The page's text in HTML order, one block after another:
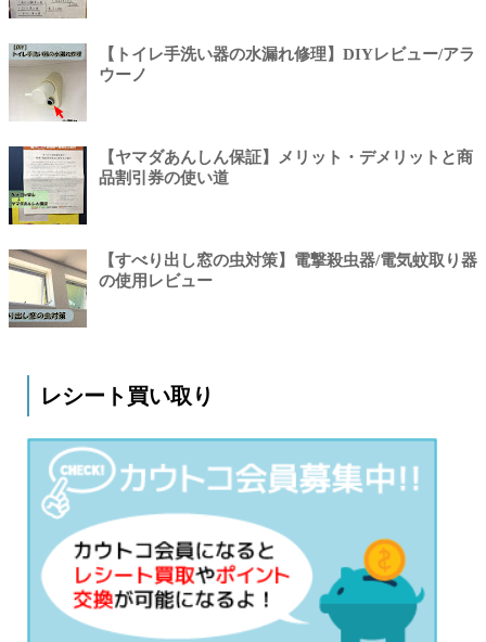
【トイレ手洗い器の水漏れ修理】DIYレビュー/アラ
ウーノ
【ヤマダあんしん保証】メリット・デメリットと商
品割引券の使い道
【すべり出し窓の虫対策】電撃殺虫器/電気蚊取り器
の使用レビュー
レシート買い取り